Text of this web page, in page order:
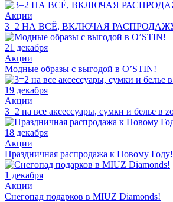
Акции
3=2 НА ВСЁ, ВКЛЮЧАЯ
21 декабря
Акции
Модные образы с выгодой в O’STIN!
19 декабря
Акции
3=2 на все аксессуары, сумки и белье в
18 декабря
Акции
Праздничная распродажа к Новому Году!
1 декабря
Акции
Снегопад подарков в MIUZ Diamonds!